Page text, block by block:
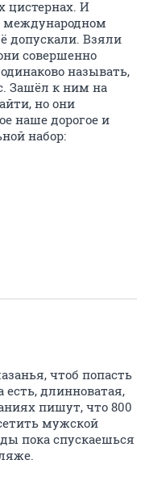
цистернах. И
международном
допускали. Взяли
совершенно
называть,
Зашёл к ним на
но они
наше дорогое и
набор:
чтоб попасть
длинноватая,
пишут, что 800
мужской
пока спускаешься